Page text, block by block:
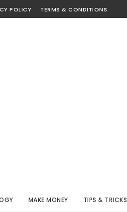
POLICY TERMS & CONDITIONS
MAKE MONEY TIPS & TRICKS